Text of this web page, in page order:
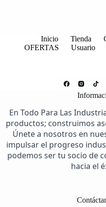
Inicio Tienda
OFERTAS
Usuario
En Todo Para Las
productos; construimos
Únete a nosotros en
impulsar el progreso
podemos ser tu socio de
hacia el